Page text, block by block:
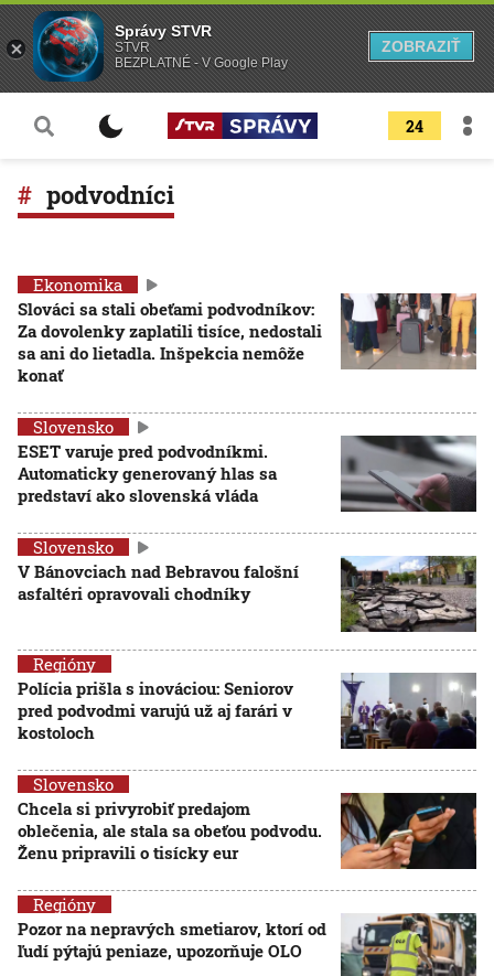
24
podvodníci
Ekonomika
Slováci sa stali obeťami podvodníkov:
Za dovolenky zaplatili tisíce, nedostali
sa ani do lietadla. Inšpekcia nemôže
konať
Slovensko
ESET varuje pred podvodníkmi.
Automaticky generovaný hlas sa
predstaví ako slovenská vláda
Slovensko
V Bánovciach nad Bebravou falošní
asfaltéri opravovali chodníky
Regióny
Polícia prišla s inováciou: Seniorov
pred podvodmi varujú už aj farári v
kostoloch
Slovensko
Chcela si privyrobiť predajom
oblečenia, ale stala sa obeťou podvodu.
Ženu pripravili o tisícky eur
Regióny
Pozor na nepravých smetiarov, ktorí od
ľudí pýtajú peniaze, upozorňuje OLO
Správy STVR
STVR
BEZPLATNÉ - V Google Play
ZOBRAZIŤ